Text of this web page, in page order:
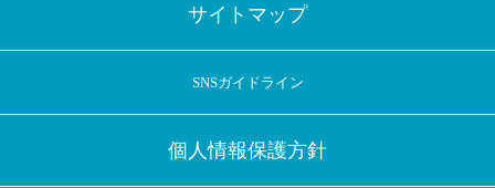
サイトマップ
SNSガイドライン
個人情報保護方針